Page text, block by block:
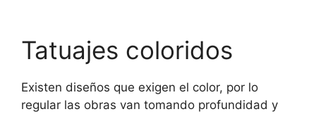
Tatuajes coloridos
Existen diseños que exigen el color, por lo
regular las obras van tomando profundidad y